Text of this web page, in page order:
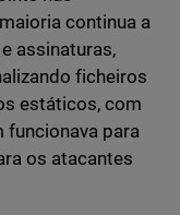
continua a
assinaturas,
ficheiros
estáticos, com
funcionava para
os atacantes